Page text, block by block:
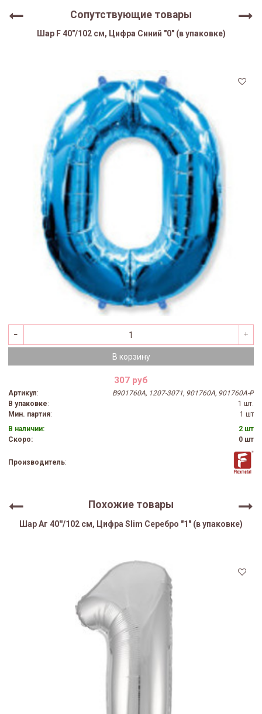
Сопутствующие товары
Шар F 40"/102 см, Цифра Синий "0" (в упаковке)
В корзину
307 руб
Артикул:
B901760A, 1207-3071, 901760A, 901760A-P
В упаковке:
1 шт.
Мин. партия:
1 шт
В наличии:
2 шт
Скоро:
0 шт
Производитель:
Похожие товары
Шар Аг 40''/102 см, Цифра Slim Серебро "1" (в упаковке)